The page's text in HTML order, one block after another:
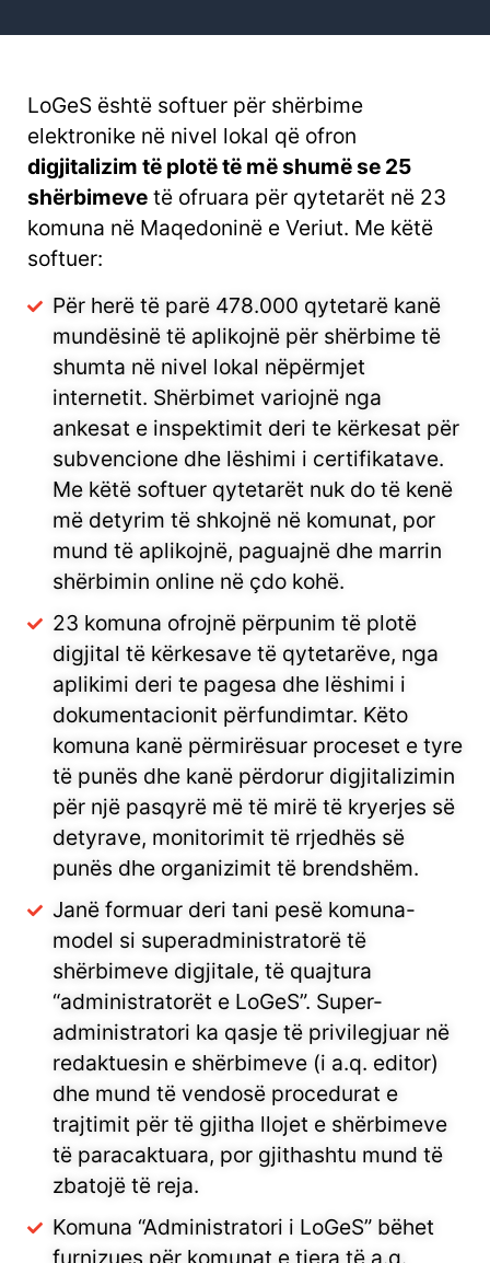
LoGeS është softuer për shërbime
elektronike në nivel lokal që ofron
digjitalizim të plotë të më shumë se 25
shërbimeve të ofruara për qytetarët në 23
komuna në Maqedoninë e Veriut. Me këtë
softuer:
Për herë të parë 478.000 qytetarë kanë
mundësinë të aplikojnë për shërbime të
shumta në nivel lokal nëpërmjet
internetit. Shërbimet variojnë nga
ankesat e inspektimit deri te kërkesat për
subvencione dhe lëshimi i certifikatave.
Me këtë softuer qytetarët nuk do të kenë
më detyrim të shkojnë në komunat, por
mund të aplikojnë, paguajnë dhe marrin
shërbimin online në çdo kohë.
23 komuna ofrojnë përpunim të plotë
digjital të kërkesave të qytetarëve, nga
aplikimi deri te pagesa dhe lëshimi i
dokumentacionit përfundimtar. Këto
komuna kanë përmirësuar proceset e tyre
të punës dhe kanë përdorur digjitalizimin
për një pasqyrë më të mirë të kryerjes së
detyrave, monitorimit të rrjedhës së
punës dhe organizimit të brendshëm.
Janë formuar deri tani pesë komuna-
model si superadministratorë të
shërbimeve digjitale, të quajtura
“administratorët e LoGeS”. Super-
administratori ka qasje të privilegjuar në
redaktuesin e shërbimeve (i a.q. editor)
dhe mund të vendosë procedurat e
trajtimit për të gjitha llojet e shërbimeve
të paracaktuara, por gjithashtu mund të
zbatojë të reja.
Komuna “Administratori i LoGeS” bëhet
furnizues për komunat e tjera të a.q.